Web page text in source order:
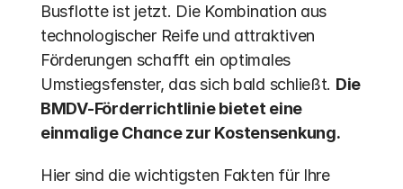
Busflotte ist jetzt. Die Kombination aus
technologischer Reife und attraktiven
Förderungen schafft ein optimales
Umstiegsfenster, das sich bald schließt. Die
BMDV-Förderrichtlinie bietet eine
einmalige Chance zur Kostensenkung.
Hier sind die wichtigsten Fakten für Ihre